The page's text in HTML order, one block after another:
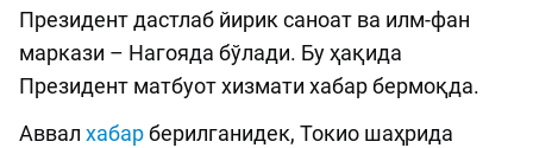
Президент дастлаб йирик саноат ва илм-фан
маркази – Нагояда бўлади. Бу ҳақида
Президент матбуот хизмати хабар бермоқда.
Аввал хабарберилганидек, Токио шаҳрида